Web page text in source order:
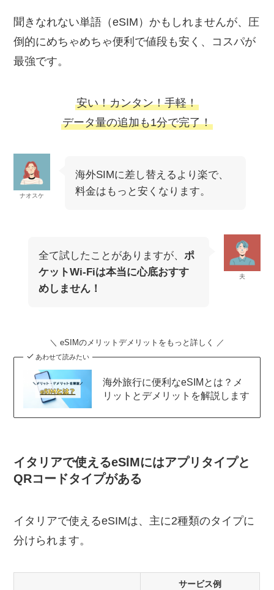
聞きなれない単語（eSIM）かもしれませんが、圧
倒的にめちゃめちゃ便利で値段も安く、コスパが
最強です。
安い！カンタン！手軽！
データ量の追加も1分で完了！
ナオスケ
海外SIMに差し替えるより楽で、
料金はもっと安くなります。
夫
全て試したことがありますが、ポ
ケットWi-Fiは本当に心底おすす
めしません！
＼ eSIMのメリットデメリットをもっと詳しく ／
あわせて読みたい
海外旅行に便利なeSIMとは？メ
リットとデメリットを解説します
イタリアで使えるeSIMにはアプリタイプと
QRコードタイプがある
イタリアで使えるeSIMは、主に2種類のタイプに
分けられます。
サービス例